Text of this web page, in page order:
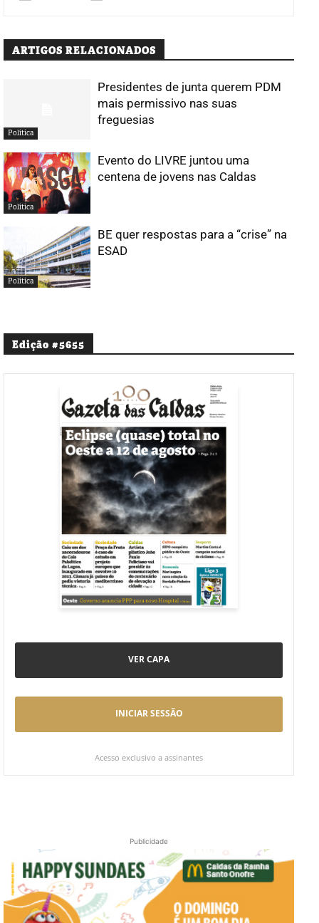
ARTIGOS RELACIONADOS
Política
Presidentes de junta querem PDM
mais permissivo nas suas
freguesias
Política
Evento do LIVRE juntou uma
centena de jovens nas Caldas
Política
BE quer respostas para a “crise” na
ESAD
Edição #5655
VER CAPA
INICIAR SESSÃO
Acesso exclusivo a assinantes
Publicidade